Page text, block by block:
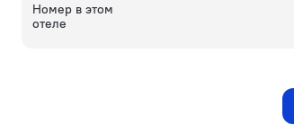
Номер в этом
отеле